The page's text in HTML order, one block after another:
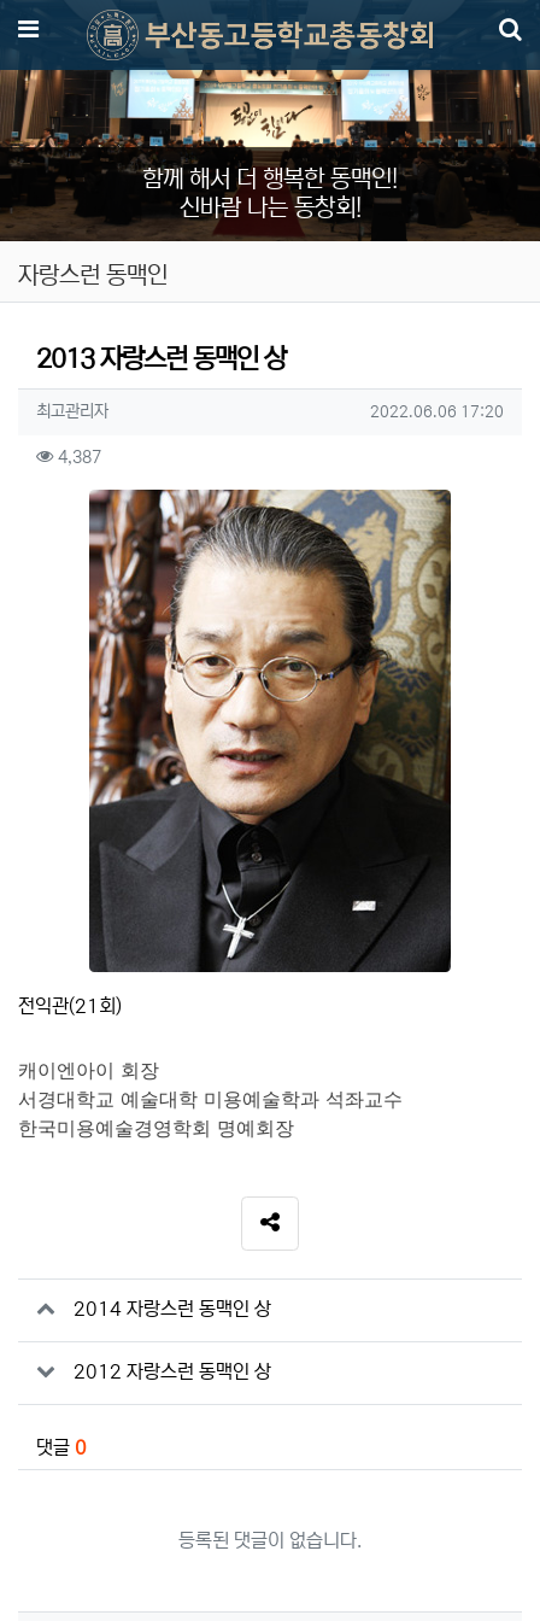
함께 해서 더 행복한 동맥인!
신바람 나는 동창회!
메뉴
자랑스런 동맥인
2013 자랑스런 동맥인 상
작성자 정보
최고관리자작성 작성일
2022.06.06 17:20
컨텐츠 정보
4,387조회
전익관(21회)
캐이엔아이 회장
서경대학교 예술대학 미용예술학과 석좌교수
한국미용예술경영학회 명예회장
SNS 공유
관련자료
2014 자랑스런 동맥인 상
2012 자랑스런 동맥인 상
댓글 0
등록된 댓글이 없습니다.